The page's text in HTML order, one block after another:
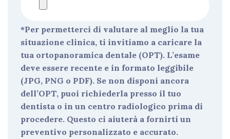
*Per permetterci di valutare al meglio la tua
situazione clinica, ti invitiamo a caricare la
tua ortopanoramica dentale (OPT). L’esame
deve essere recente e in formato leggibile
(JPG, PNG o PDF). Se non disponi ancora
dell’OPT, puoi richiederla presso il tuo
dentista o in un centro radiologico prima di
procedere. Questo ci aiuterà a fornirti un
preventivo personalizzato e accurato.